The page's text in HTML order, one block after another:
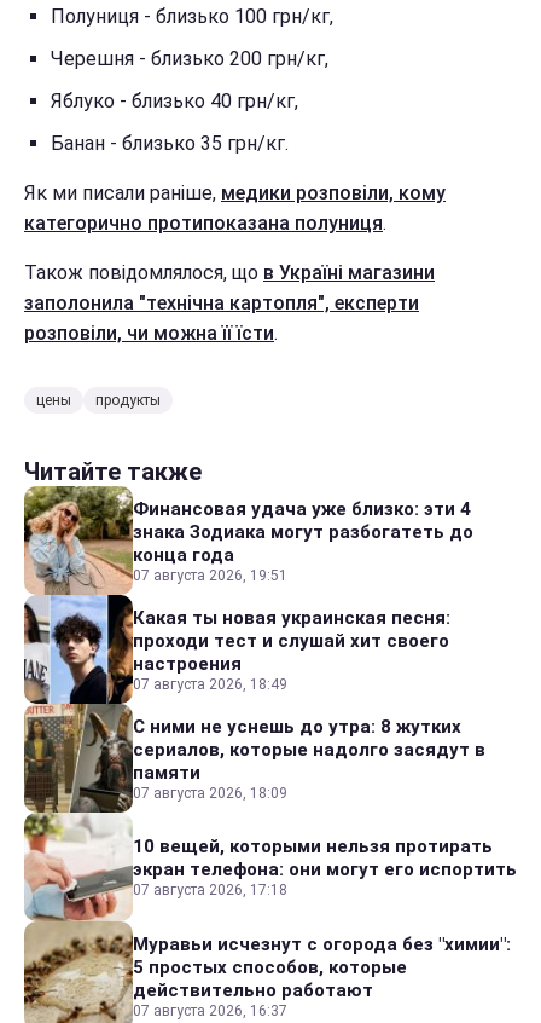
Полуниця - близько 100 грн/кг,
Черешня - близько 200 грн/кг,
Яблуко - близько 40 грн/кг,
Банан - близько 35 грн/кг.
Як ми писали раніше, медики розповіли, кому
категорично протипоказана полуниця.
Також повідомлялося, що в Україні магазини
заполонила "технічна картопля", експерти
розповіли, чи можна її їсти.
цены продукты
Читайте также
Финансовая удача уже близко: эти 4
знака Зодиака могут разбогатеть до
конца года
07 августа 2026, 19:51
Какая ты новая украинская песня:
проходи тест и слушай хит своего
настроения
07 августа 2026, 18:49
С ними не уснешь до утра: 8 жутких
сериалов, которые надолго засядут в
памяти
07 августа 2026, 18:09
10 вещей, которыми нельзя протирать
экран телефона: они могут его испортить
07 августа 2026, 17:18
Муравьи исчезнут с огорода без "химии":
5 простых способов, которые
действительно работают
07 августа 2026, 16:37